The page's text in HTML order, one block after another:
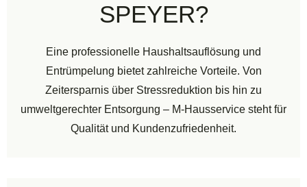
SPEYER?
Eine professionelle Haushaltsauflösung und
Entrümpelung bietet zahlreiche Vorteile. Von
Zeitersparnis über Stressreduktion bis hin zu
umweltgerechter Entsorgung – M-Hausservice steht für
Qualität und Kundenzufriedenheit.